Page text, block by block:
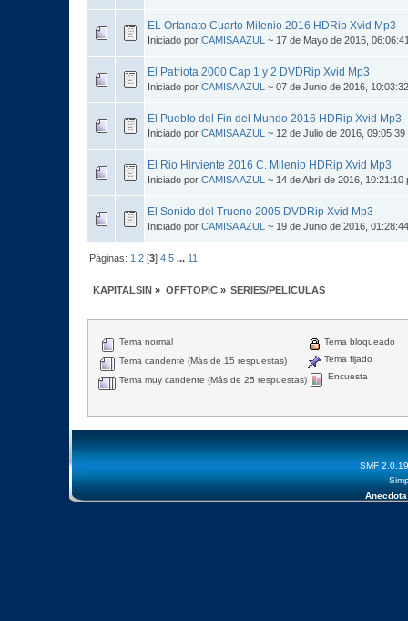
EL Orfanato Cuarto Milenio 2016 HDRip Xvid Mp3
Iniciado por CAMISA AZUL ~ 17 de Mayo de 2016,
El Patriota 2000 Cap 1 y 2 DVDRip Xvid Mp3
Iniciado por CAMISA AZUL ~ 07 de Junio de 2016,
El Pueblo del Fin del Mundo 2016 HDRip Xvid Mp3
Iniciado por CAMISA AZUL ~ 12 de Julio de 2016, 09:05:39
El Rio Hirviente 2016 C. Milenio HDRip Xvid Mp3
Iniciado por CAMISA AZUL ~ 14 de Abril de 2016, 10:21:10
El Sonido del Trueno 2005 DVDRip Xvid Mp3
Iniciado por CAMISA AZUL ~ 19 de Junio de 2016,
Páginas: 1 2 [3]4 5 ... 11
KAPITALSIN » OFFTOPIC» SERIES/PELICULAS
Tema normal
Tema candente (Más de 15 respuestas)
Tema muy candente (Más de 25 respuestas)
Tema bloqueado
Tema fijado
Encuesta
SMF 2.0.19
Anecdota